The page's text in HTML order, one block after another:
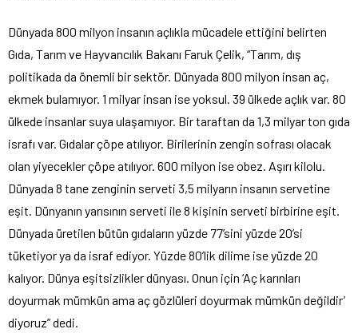
Dünyada 800 milyon insanın açlıkla mücadele ettiğini belirten
Gıda, Tarım ve Hayvancılık Bakanı Faruk Çelik, “Tarım, dış
politikada da önemli bir sektör. Dünyada 800 milyon insan aç,
ekmek bulamıyor. 1 milyar insan ise yoksul. 39 ülkede açlık var. 80
ülkede insanlar suya ulaşamıyor. Bir taraftan da 1,3 milyar ton gıda
israfı var. Gıdalar çöpe atılıyor. Birilerinin zengin sofrası olacak
olan yiyecekler çöpe atılıyor. 600 milyon ise obez. Aşırı kilolu.
Dünyada 8 tane zenginin serveti 3,5 milyarın insanın servetine
eşit. Dünyanın yarısının serveti ile 8 kişinin serveti birbirine eşit.
Dünyada üretilen bütün gıdaların yüzde 77’sini yüzde 20’si
tüketiyor ya da israf ediyor. Yüzde 80’lik dilime ise yüzde 20
kalıyor. Dünya eşitsizlikler dünyası. Onun için ‘Aç karınları
doyurmak mümkün ama aç gözlüleri doyurmak mümkün değildir’
diyoruz” dedi.